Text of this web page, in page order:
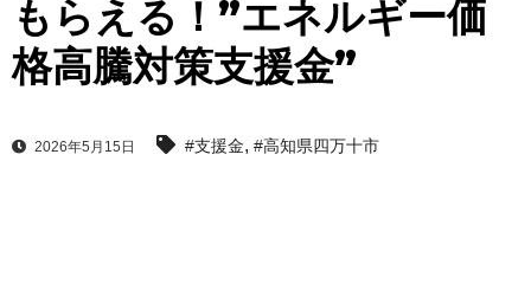
もらえる！”エネルギー価
格高騰対策支援金”
2026年5月15日 #支援金, #高知県四万十市